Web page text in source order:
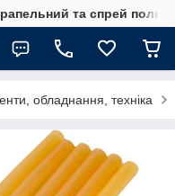
та спрей полив,
обладнання, техніка